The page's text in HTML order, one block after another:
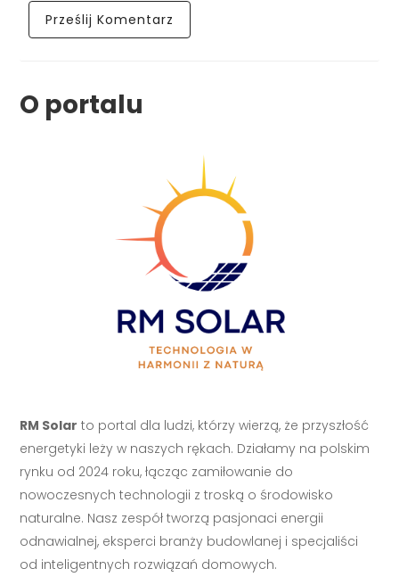
O portalu
RM Solar to portal dla ludzi, którzy wierzą, że przyszłość
energetyki leży w naszych rękach. Działamy na polskim
rynku od 2024 roku, łącząc zamiłowanie do
nowoczesnych technologii z troską o środowisko
naturalne. Nasz zespół tworzą pasjonaci energii
odnawialnej, eksperci branży budowlanej i specjaliści
od inteligentnych rozwiązań domowych.